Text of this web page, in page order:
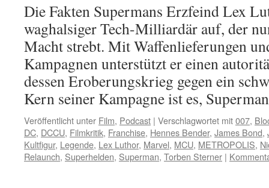
Die Fakten Supermans Erzfeind Lex
waghalsiger Tech-Milliardär auf, der
Macht strebt. Mit Waffenlieferungen
Kampagnen unterstützt er einen
dessen Eroberungskrieg gegen ein
Kern seiner Kampagne ist es,
Veröffentlicht unter Film, Podcast | Verschlagwortet mit007,
DC, DCCU, Filmkritik, Franchise, Hennes Bender, James Bond,
Kultfigur, Legende, Lex Luthor, Marvel, MCU, METROPOLIS,
Relaunch, Superhelden, Superman, Torben Sterner |